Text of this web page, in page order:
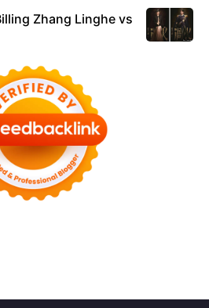
Zhang Linghe vs